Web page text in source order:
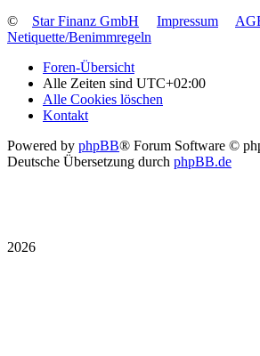
©
Star Finanz GmbH Impressum
Netiquette/Benimmregeln
Foren-Übersicht
Alle Zeiten sind UTC+02:00
Alle Cookies löschen
Kontakt
Powered by phpBB® Forum Software ©
Deutsche Übersetzung durch phpBB.de
2026